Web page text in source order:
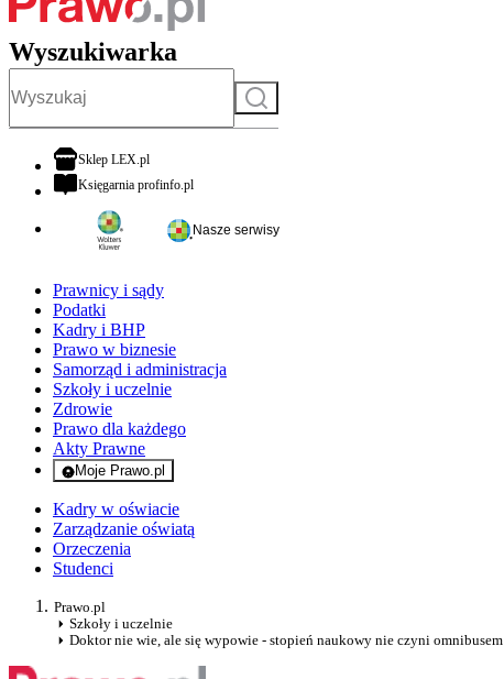
Wyszukiwarka
Szukaj
Sklep LEX.plotwiera się w nowej karcie
Księgarnia profinfo.plotwiera się w nowej karcie
Nasze serwisy
Prawnicy i sądy
Podatki
Kadry i BHP
Prawo w biznesie
Samorząd i administracja
Szkoły i uczelnie
Zdrowie
Prawo dla każdego
Akty Prawne
Moje Prawo.pl
- rejestracja i logowanie do serwisu
Kadry w oświacie
Zarządzanie oświatą
Orzeczenia
Studenci
Prawo.pl
Szkoły i uczelnie
Doktor nie wie, ale się wypowie - stopień naukowy nie czyni omnibusem